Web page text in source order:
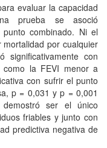
evaluar la capacidad
prueba se asoció
combinado. Ni el
por cualquier
con
como la FEVI menor a
con sufrir el punto
p = 0,031 y p = 0,001
demostró ser el único
friables y junto con
predictiva negativa de